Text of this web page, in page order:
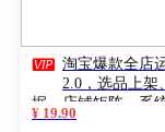
 淘宝爆款全店
2.0，选品上架
据、店铺矩阵，系
实现单店月利润破5
¥ 19.90